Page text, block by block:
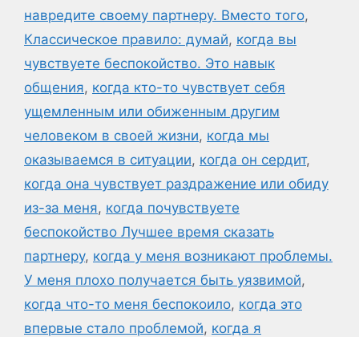
навредите своему партнеру. Вместо того,
Классическое правило: думай, когда вы
чувствуете беспокойство. Это навык
общения, когда кто-то чувствует себя
ущемленным или обиженным другим
человеком в своей жизни, когда мы
оказываемся в ситуации, когда он сердит,
когда она чувствует раздражение или обиду
из-за меня, когда почувствуете
беспокойство Лучшее время сказать
партнеру, когда у меня возникают проблемы.
У меня плохо получается быть уязвимой,
когда что-то меня беспокоило, когда это
впервые стало проблемой, когда я